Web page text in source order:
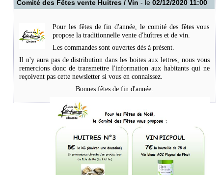
Comité des Fêtes vente Huitres / Vin - le 02/12/2020 11:00
Pour les fêtes de fin d'année, le comité des fêtes vous
propose la traditionnelle vente d'huîtres et de vin.
Les commandes sont ouvertes dès à présent.
Il n'y aura pas de distribution dans les boites aux lettres, nous vous
remercions donc de transmettre l'information aux habitants qui ne
reçoivent pas cette newsletter si vous en connaissez.
Bonnes fêtes de fin d'année.